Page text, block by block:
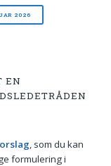
2026
EN
, som du kan
formulering i